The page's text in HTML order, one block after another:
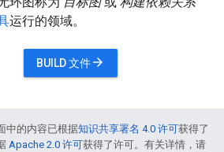
运行的领域。
BUILD 文件arrow_forward
中的内容已根据知识共享署名 4.0 许可获得了
Apache 2.0 许可获得了许可。有关详情，请